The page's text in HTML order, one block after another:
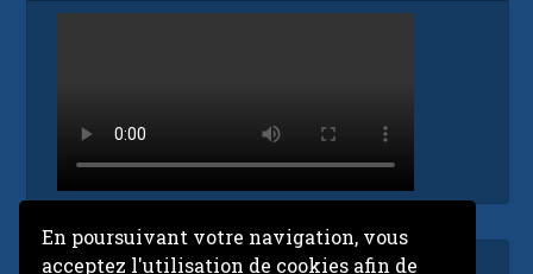
En poursuivant votre navigation, vous
acceptez l'utilisation de cookies afin de